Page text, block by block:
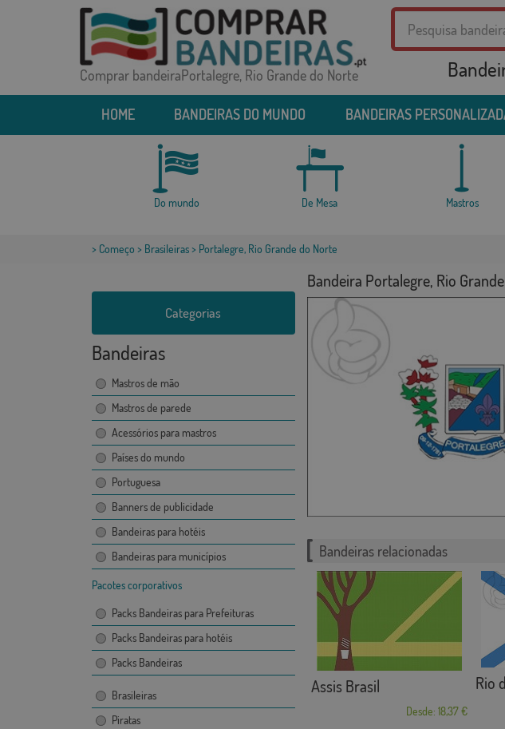
Comprar bandeiraPortalegre, Rio Grande do Norte
HOME BANDEIRAS DO MUNDO BANDEIRAS
Do mundo De Mesa Mastros
> Começo > Brasileiras> Portalegre, Rio Grande do Norte
Categorias
Bandeiras
Mastros de mão
Mastros de parede
Acessórios para mastros
Países do mundo
Portuguesa
Banners de publicidade
Bandeiras para hotéis
Bandeiras para municípios
Pacotes corporativos
Packs Bandeiras para Prefeituras
Packs Bandeiras para hotéis
Packs Bandeiras
Brasileiras
Piratas
Bandeira Portalegre, Rio
Bandeiras relacionadas
Assis Brasil
Desde: 18,37 €
Rio